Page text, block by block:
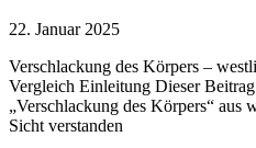
22. Januar 2025
Verschlackung des Körpers –
Vergleich Einleitung Dieser
„Verschlackung des Körpers“ aus
Sicht verstanden